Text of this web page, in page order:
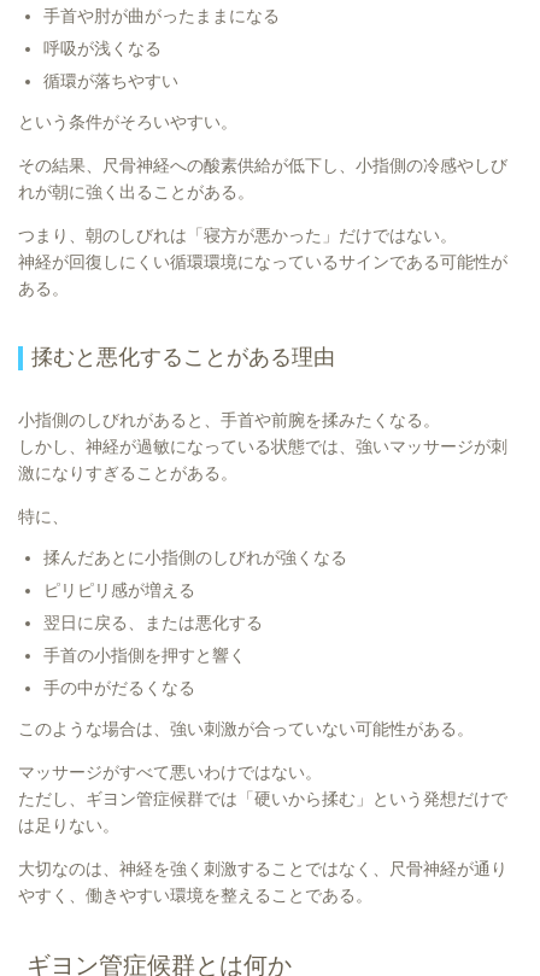
手首や肘が曲がったままになる
呼吸が浅くなる
循環が落ちやすい
という条件がそろいやすい。
その結果、尺骨神経への酸素供給が低下し、小指側の冷感やしび
れが朝に強く出ることがある。
つまり、朝のしびれは「寝方が悪かった」だけではない。
神経が回復しにくい循環環境になっているサインである可能性が
ある。
揉むと悪化することがある理由
小指側のしびれがあると、手首や前腕を揉みたくなる。
しかし、神経が過敏になっている状態では、強いマッサージが刺
激になりすぎることがある。
特に、
揉んだあとに小指側のしびれが強くなる
ピリピリ感が増える
翌日に戻る、または悪化する
手首の小指側を押すと響く
手の中がだるくなる
このような場合は、強い刺激が合っていない可能性がある。
マッサージがすべて悪いわけではない。
ただし、ギヨン管症候群では「硬いから揉む」という発想だけで
は足りない。
大切なのは、神経を強く刺激することではなく、尺骨神経が通り
やすく、働きやすい環境を整えることである。
ギヨン管症候群とは何か